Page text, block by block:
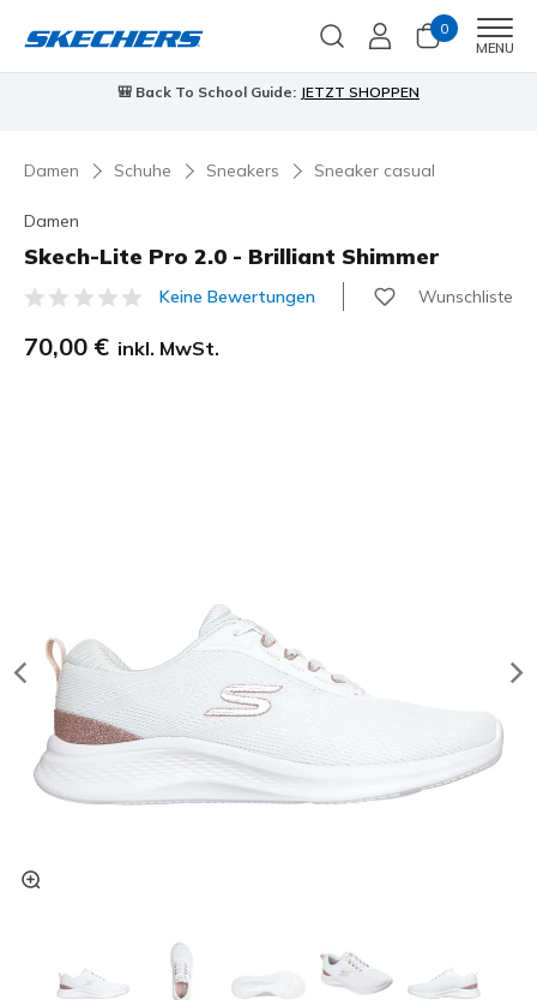
0
MENU
🎒 Back To School Guide: JETZT SHOPPEN
Damen Schuhe Sneakers Sneaker casual
Damen
Skech-Lite Pro 2.0 - Brilliant Shimmer
5 von 5 Kundenbewertungen
Keine Bewertungen Wunschliste
70,00 € inkl. MwSt.